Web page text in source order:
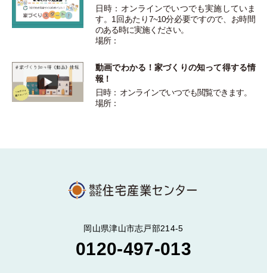
日時：オンラインでいつでも実施していま
す。1回あたり7~10分必要ですので、お時間
のある時に実施ください。
場所：
動画でわかる！家づくりの知って得する情
報！
日時： オンラインでいつでも閲覧できます。
場所：
岡山県津山市志戸部214-5
0120-497-013